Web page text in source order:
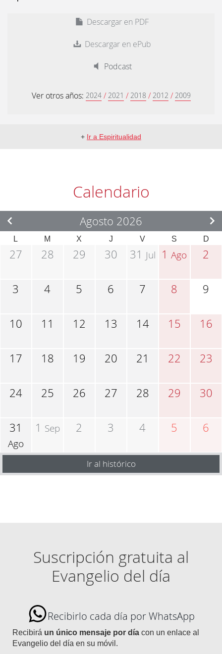
Descargar en PDF
Descargar en ePub
Podcast
Ver otros años: 2024 / 2021 / 2018 / 2012 / 2009
+ Ir a Espiritualidad
Calendario
Agosto 2026
L M X J V S D
27 28 29 30 31 Jul 1Ago 2
3 4 5 6 7 8 9
10 11 12 13 14 15 16
17 18 19 20 21 22 23
24 25 26 27 28 29 30
31
Ago
1 Sep 2 3 4 5 6
Ir al histórico
Suscripción gratuita al
Evangelio del día
Recibirlo cada día por WhatsApp
Recibirá un único mensaje por día con un enlace al
Evangelio del día en su móvil.